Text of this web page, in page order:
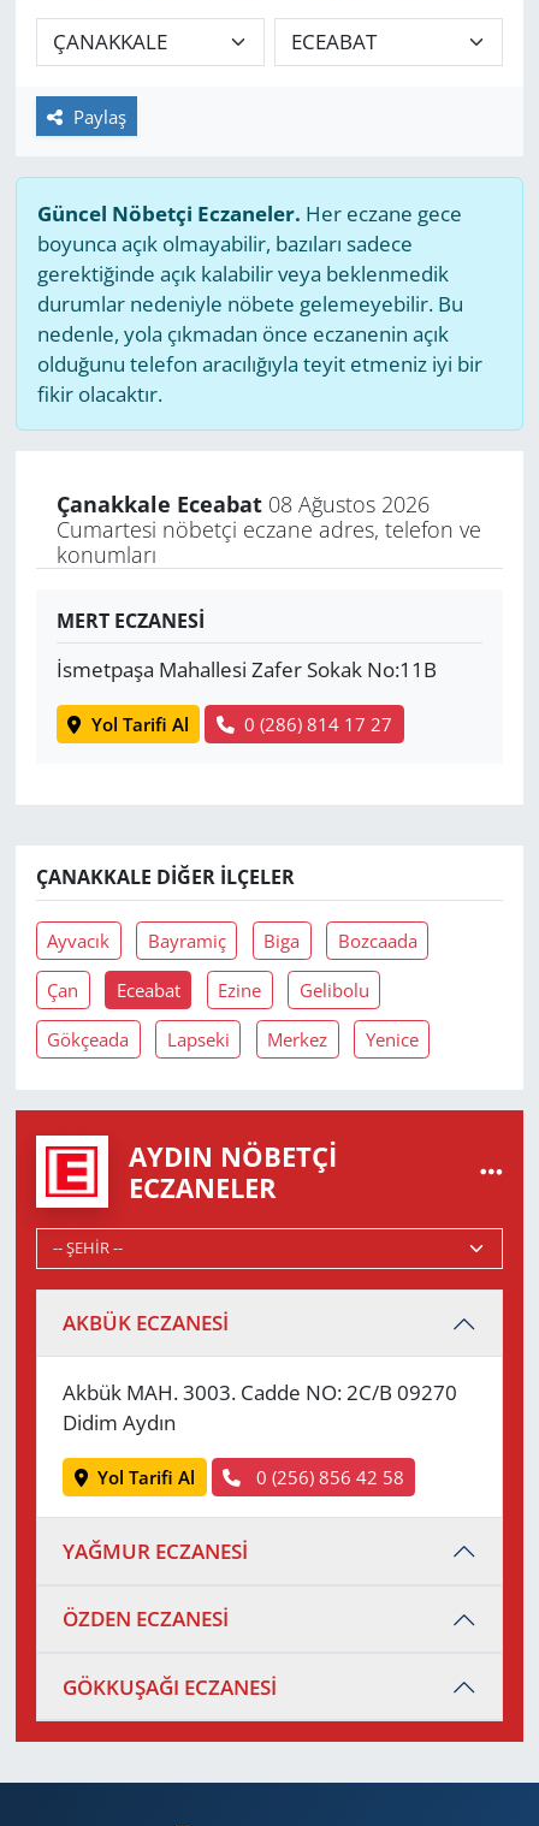
Paylaş
Güncel Nöbetçi Eczaneler. Her eczane gece
boyunca açık olmayabilir, bazıları sadece
gerektiğinde açık kalabilir veya beklenmedik
durumlar nedeniyle nöbete gelemeyebilir. Bu
nedenle, yola çıkmadan önce eczanenin açık
olduğunu telefon aracılığıyla teyit etmeniz iyi bir
fikir olacaktır.
Çanakkale Eceabat08 Ağustos 2026
Cumartesi nöbetçi eczane adres, telefon ve
konumları
MERT ECZANESİ
İsmetpaşa Mahallesi Zafer Sokak No:11B
Yol Tarifi Al 0 (286) 814 17 27
ÇANAKKALE DIĞER İLÇELER
Ayvacık Bayramiç Biga Bozcaada
Çan Eceabat Ezine Gelibolu
Gökçeada Lapseki Merkez Yenice
AYDIN NÖBETÇI
ECZANELER
AKBÜK ECZANESİ
Akbük MAH. 3003. Cadde NO: 2C/B 09270
Didim Aydın
Yol Tarifi Al 0 (256) 856 42 58
YAĞMUR ECZANESİ
ÖZDEN ECZANESİ
GÖKKUŞAĞI ECZANESİ
GÜNDEM
HABERDE İNSAN
MAGAZİN
POLİTİKA
RESMİ İLANLAR
SAĞLIK
SPOR